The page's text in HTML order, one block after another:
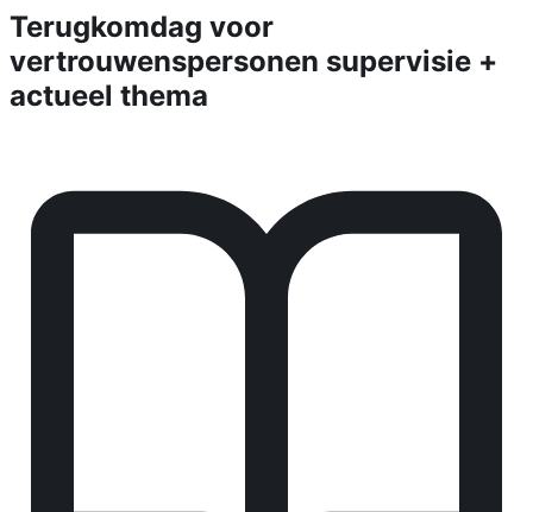
Terugkomdag voor
vertrouwenspersonen supervisie +
actueel thema